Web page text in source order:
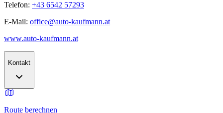
Telefon: +43 6542 57293
E-Mail: office@auto-kaufmann.at
www.auto-kaufmann.at
Kontakt
Route berechnen